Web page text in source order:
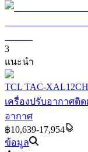
3
แนะนำ
TCL TAC-
เครื่องปรับอากาศติ
อากาศ
฿10,639-17,954
ข้อมูล